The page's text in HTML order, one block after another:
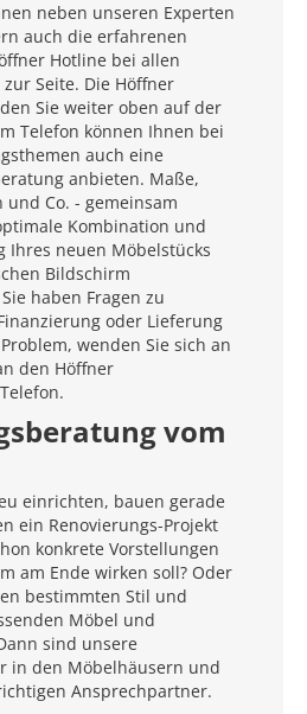
neben unseren Experten
auch die erfahrenen
Hotline bei allen
Seite. Die Höffner
Sie weiter oben auf der
Telefon können Ihnen bei
auch eine
anbieten. Maße,
Co. - gemeinsam
Kombination und
Ihres neuen Möbelstücks
Bildschirm
haben Fragen zu
oder Lieferung
wenden Sie sich an
den Höffner
vom
einrichten, bauen gerade
ein Renovierungs-Projekt
konkrete Vorstellungen
am Ende wirken soll? Oder
bestimmten Stil und
Möbel und
sind unsere
in den Möbelhäusern und
Ansprechpartner.